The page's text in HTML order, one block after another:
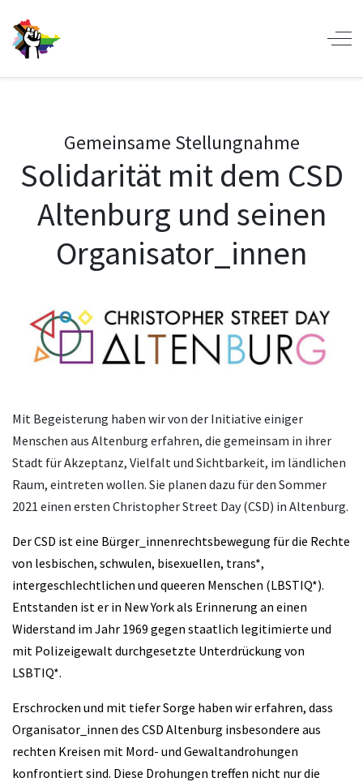
Off-
Gemeinsame Stellungnahme
Solidarität mit dem CSD
Altenburg und seinen
Organisator_innen
Mit Begeisterung haben wir von der Initiative einiger
Menschen aus Altenburg erfahren, die gemeinsam in ihrer
Stadt für Akzeptanz, Vielfalt und Sichtbarkeit, im ländlichen
Raum, eintreten wollen. Sie planen dazu für den Sommer
2021 einen ersten Christopher Street Day (CSD) in Altenburg.
Der CSD ist eine Bürger_innenrechtsbewegung für die Rechte
von lesbischen, schwulen, bisexuellen, trans*,
intergeschlechtlichen und queeren Menschen (LBSTIQ*).
Entstanden ist er in New York als Erinnerung an einen
Widerstand im Jahr 1969 gegen staatlich legitimierte und
mit Polizeigewalt durchgesetzte Unterdrückung von
LSBTIQ*.
Erschrocken und mit tiefer Sorge haben wir erfahren, dass
Organisator_innen des CSD Altenburg insbesondere aus
rechten Kreisen mit Mord- und Gewaltandrohungen
konfrontiert sind. Diese Drohungen treffen nicht nur die